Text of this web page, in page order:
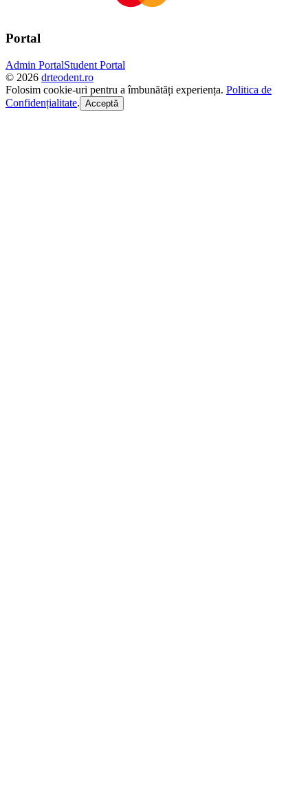
Portal
Admin PortalStudent Portal
© 2026 drteodent.ro
Folosim cookie-uri pentru a îmbunătăți experiența. Politica de
Confidențialitate. Acceptă